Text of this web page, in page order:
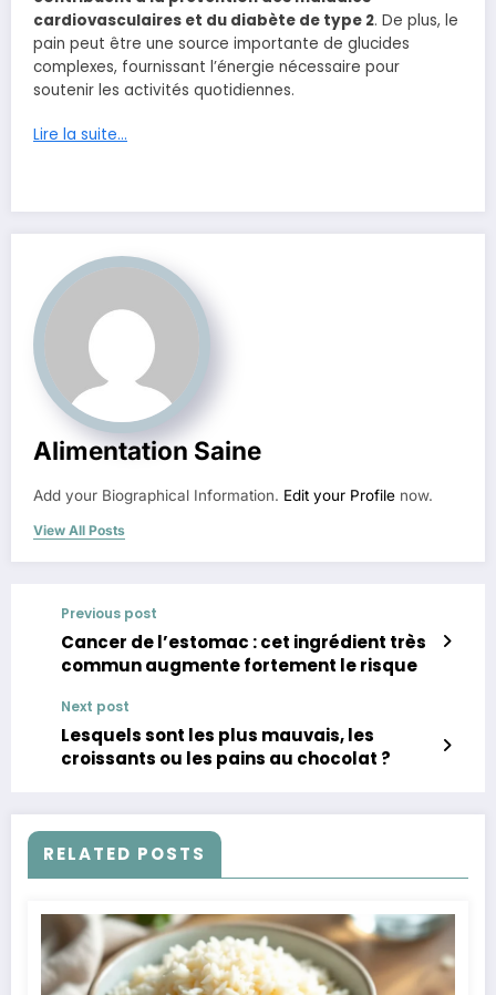
cardiovasculaires et du diabète de type 2. De plus, le
pain peut être une source importante de glucides
complexes, fournissant l’énergie nécessaire pour
soutenir les activités quotidiennes.
Lire la suite…
Alimentation Saine
Add your Biographical Information. Edit your Profile now.
View All Posts
Previous post
Cancer de l’estomac : cet ingrédient très
commun augmente fortement le risque
Next post
Lesquels sont les plus mauvais, les
croissants ou les pains au chocolat ?
RELATED POSTS